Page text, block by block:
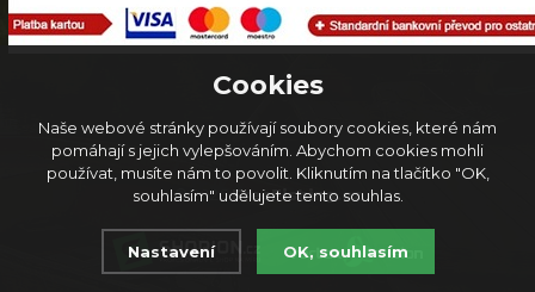
© 2026FreeFishing.cz
Cookies
Naše webové stránky používají soubory cookies, které nám
pomáhají s jejich vylepšováním. Abychom cookies mohli
používat, musíte nám to povolit. Kliknutím na tlačítko "OK,
souhlasím" udělujete tento souhlas.
Nastavení OK, souhlasím